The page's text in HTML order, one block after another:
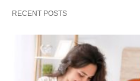
RECENT POSTS